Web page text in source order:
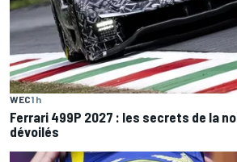
WEC1 h
Ferrari 499P 2027 : les secrets de la
dévoilés